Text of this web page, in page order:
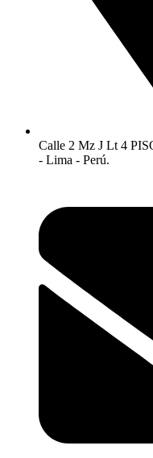
Calle 2 Mz J Lt 4
- Lima - Perú.